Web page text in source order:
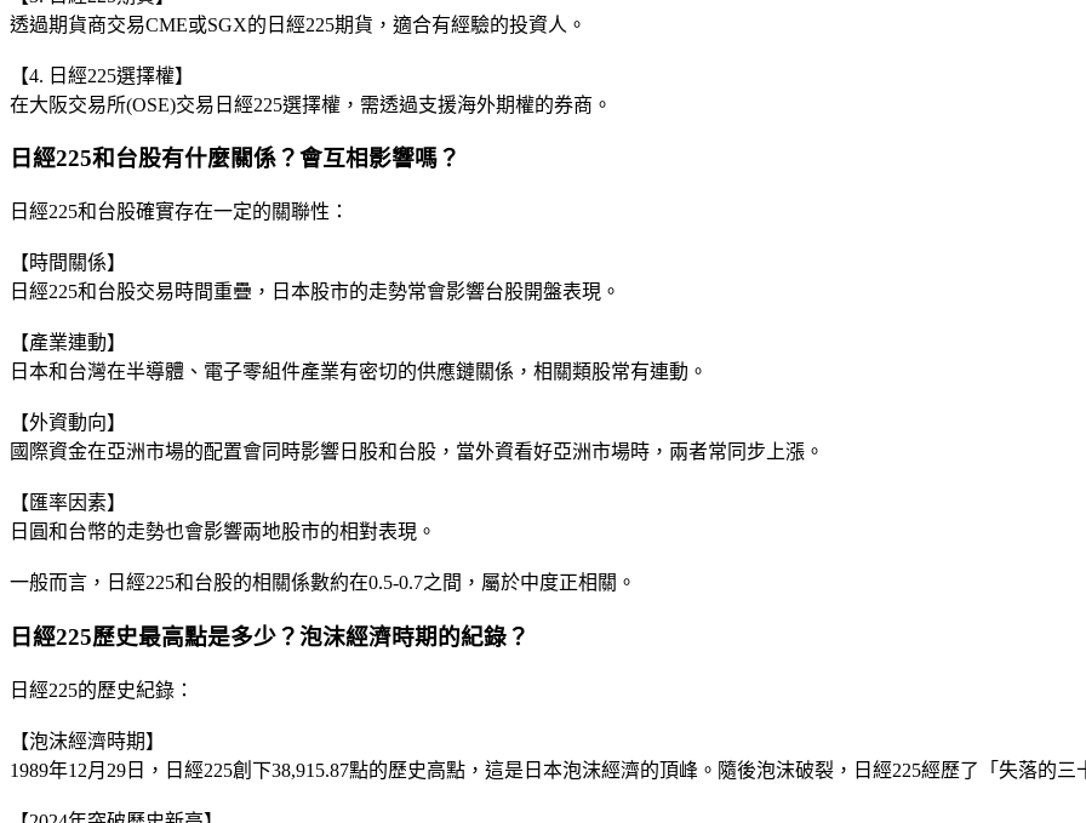
透過期貨商交易CME或SGX的日經225期貨，適合有經驗的投資人。
【4. 日經225選擇權】
在大阪交易所(OSE)交易日經225選擇權，需透過支援海外期權的券商。
日經225和台股有什麼關係？會互相影響嗎？
日經225和台股確實存在一定的關聯性：
【時間關係】
日經225和台股交易時間重疊，日本股市的走勢常會影響台股開盤表現。
【產業連動】
日本和台灣在半導體、電子零組件產業有密切的供應鏈關係，相關類股常有連動。
【外資動向】
國際資金在亞洲市場的配置會同時影響日股和台股，當外資看好亞洲市場時，兩者常同步上漲。
【匯率因素】
日圓和台幣的走勢也會影響兩地股市的相對表現。
一般而言，日經225和台股的相關係數約在0.5-0.7之間，屬於中度正相關。
日經225歷史最高點是多少？泡沫經濟時期的紀錄？
日經225的歷史紀錄：
【泡沫經濟時期】
1989年12月29日，日經225創下38,915.87點的歷史高點，這是日本泡沫經濟的頂峰。隨後泡沫破裂，日經225經歷了「失落的三